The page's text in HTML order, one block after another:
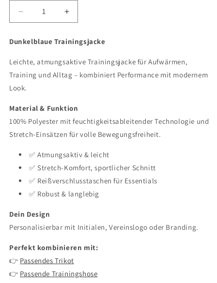
Verringere
die
für
Erhöhe
die
für
Dunkelblaue Trainingsjacke
Leichte, atmungsaktive Trainingsjacke für Aufwärmen,
Training und Alltag – kombiniert Performance mit modernem
Look.
Material & Funktion
100% Polyester mit feuchtigkeitsableitender Technologie und
Stretch-Einsätzen für volle Bewegungsfreiheit.
✅ Atmungsaktiv & leicht
✅ Stretch-Komfort, sportlicher Schnitt
✅ Reißverschlusstaschen für Essentials
✅ Robust & langlebig
Dein Design
Personalisierbar mit Initialen, Vereinslogo oder Branding.
Perfekt kombinieren mit:
👉 Passendes Trikot
👉 Passende Trainingshose